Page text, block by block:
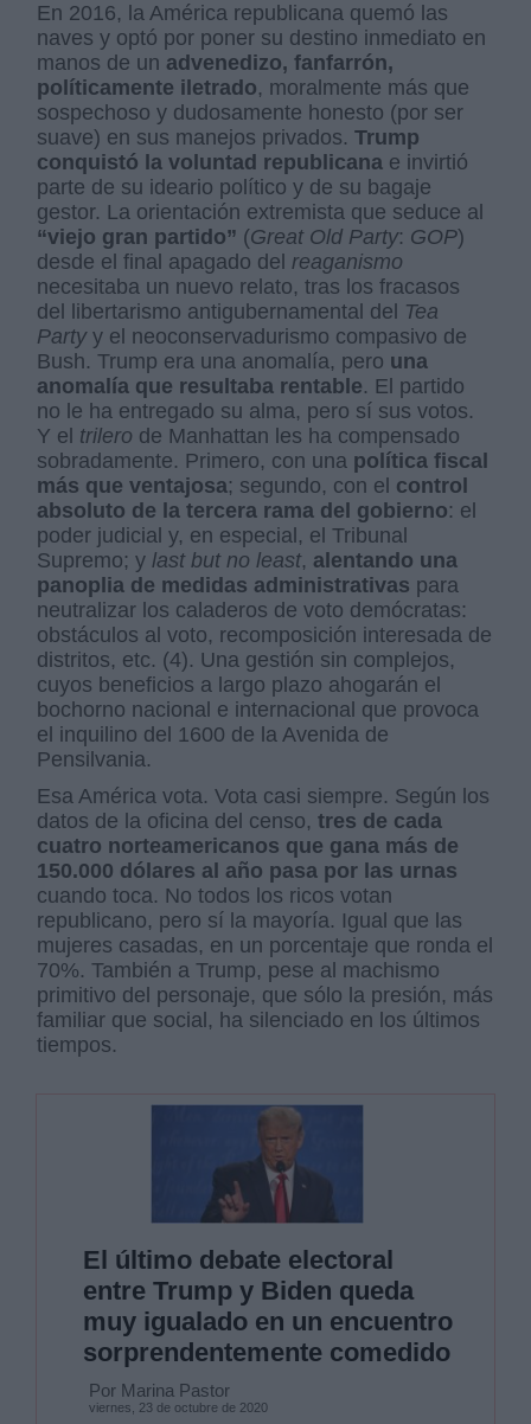
En 2016, la América republicana quemó las
naves y optó por poner su destino inmediato en
manos de un advenedizo, fanfarrón,
políticamente iletrado, moralmente más que
sospechoso y dudosamente honesto (por ser
suave) en sus manejos privados.Trump
conquistó la voluntad republicana e invirtió
parte de su ideario político y de su bagaje
gestor. La orientación extremista que seduce al
“viejo gran partido” (Great Old Party: GOP)
desde el final apagado delreaganismo
necesitaba un nuevo relato, tras los fracasos
del libertarismo antigubernamental del Tea
Partyy el neoconservadurismo compasivo de
Bush. Trump era una anomalía, pero una
anomalía que resultaba rentable. El partido
no le ha entregado su alma, pero sí sus votos.
Y el trilero de Manhattan les ha compensado
sobradamente. Primero, con una política fiscal
más que ventajosa; segundo, con el control
absoluto de la tercera rama del gobierno: el
poder judicial y, en especial, el Tribunal
Supremo; ylast but no least, alentando una
panoplia de medidas administrativas para
neutralizar los caladeros de voto demócratas:
obstáculos al voto, recomposición interesada de
distritos, etc. (4). Una gestión sin complejos,
cuyos beneficios a largo plazo ahogarán el
bochorno nacional e internacional que provoca
el inquilino del 1600 de la Avenida de
Pensilvania.
Esa América vota. Vota casi siempre. Según los
datos de la oficina del censo,tres de cada
cuatro norteamericanos que gana más de
150.000 dólares al año pasa por las urnas
cuando toca. No todos los ricos votan
republicano, pero sí la mayoría. Igual que las
mujeres casadas, en un porcentaje que ronda el
70%. También a Trump, pese al machismo
primitivo del personaje, que sólo la presión, más
familiar que social, ha silenciado en los últimos
tiempos.
El último debate electoral
entre Trump y Biden queda
muy igualado en un encuentro
sorprendentemente comedido
Por Marina Pastor
viernes, 23 de octubre de 2020